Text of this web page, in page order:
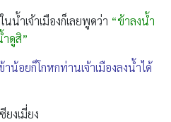
นน้ำเจ้าเมืองก็เลยพูดว่า “ข้าลงน้ำ
ำดูสิ”
าน้อยก็โกหกท่านเจ้าเมืองลงน้ำได้
ยงเมี่ยง